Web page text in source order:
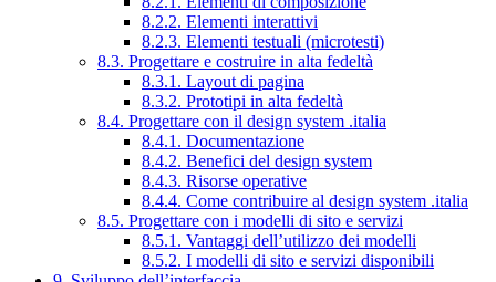
8.2.2. Elementi interattivi
8.2.3. Elementi testuali (microtesti)
8.3. Progettare e costruire in alta fedeltà
8.3.1. Layout di pagina
8.3.2. Prototipi in alta fedeltà
8.4. Progettare con il design system .italia
8.4.1. Documentazione
8.4.2. Benefici del design system
8.4.3. Risorse operative
8.4.4. Come contribuire al design system .italia
8.5. Progettare con i modelli di sito e servizi
8.5.1. Vantaggi dell’utilizzo dei modelli
8.5.2. I modelli di sito e servizi disponibili